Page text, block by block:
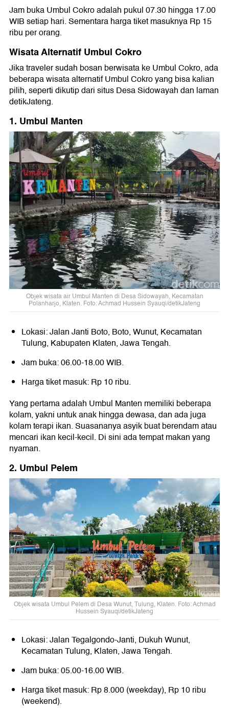
Jam buka Umbul Cokro adalah pukul 07.30 hingga 17.00
WIB setiap hari. Sementara harga tiket masuknya Rp 15
ribu per orang.
Wisata Alternatif Umbul Cokro
Jika traveler sudah bosan berwisata ke Umbul Cokro, ada
beberapa wisata alternatif Umbul Cokro yang bisa kalian
pilih, seperti dikutip dari situs Desa Sidowayah dan laman
detikJateng.
1. Umbul Manten
Objek wisata air Umbul Manten di Desa Sidowayah, Kecamatan
Polanharjo, Klaten. Foto: Achmad Hussein Syauqi/detikJateng
Lokasi: Jalan Janti Boto, Boto, Wunut, Kecamatan
Tulung, Kabupaten Klaten, Jawa Tengah.
Jam buka: 06.00-18.00 WIB.
Harga tiket masuk: Rp 10 ribu.
Yang pertama adalah Umbul Manten memiliki beberapa
kolam, yakni untuk anak hingga dewasa, dan ada juga
kolam terapi ikan. Suasananya asyik buat berendam atau
mencari ikan kecil-kecil. Di sini ada tempat makan yang
nyaman.
2. Umbul Pelem
Objek wisata Umbul Pelem di Desa Wunut, Tulung, Klaten. Foto: Achmad
Hussein Syauqi/detikJateng
Lokasi: Jalan Tegalgondo-Janti, Dukuh Wunut,
Kecamatan Tulung, Klaten, Jawa Tengah.
Jam buka: 05.00-16.00 WIB.
Harga tiket masuk: Rp 8.000 (weekday), Rp 10 ribu
(weekend).